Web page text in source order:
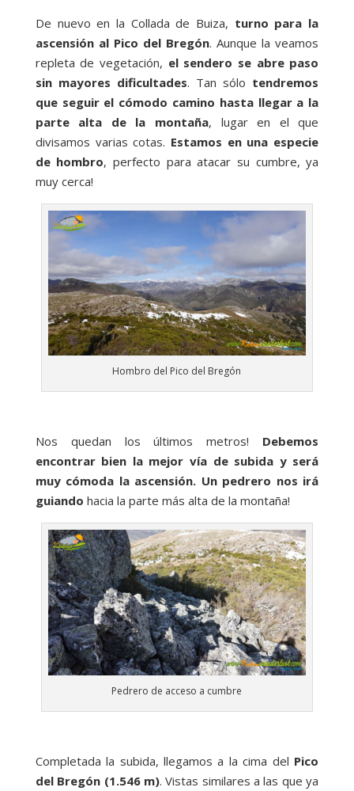
De nuevo en la Collada de Buiza, turno para la
ascensión al Pico del Bregón. Aunque la veamos
repleta de vegetación, el sendero se abre paso
sin mayores dificultades. Tan sólo tendremos
que seguir el cómodo camino hasta llegar a la
parte alta de la montaña, lugar en el que
divisamos varias cotas. Estamos en una especie
de hombro, perfecto para atacar su cumbre, ya
muy cerca!
Hombro del Pico del Bregón
Nos quedan los últimos metros! Debemos
encontrar bien la mejor vía de subida y será
muy cómoda la ascensión. Un pedrero nos irá
guiando hacia la parte más alta de la montaña!
Pedrero de acceso a cumbre
Completada la subida, llegamos a la cima del Pico
del Bregón (1.546 m). Vistas similares a las que ya